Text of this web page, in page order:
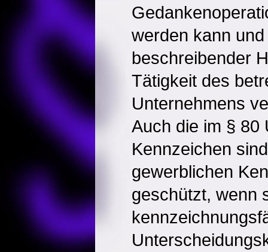
werden kann
beschreibender
Tätigkeit des
Unternehmens
Auch die im § 80
Kennzeichen
gewerblichen
geschützt, wenn